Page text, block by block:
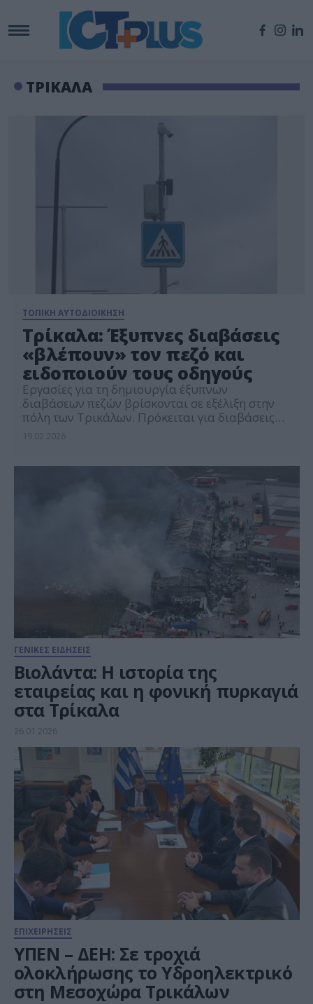
ΤΡΙΚΑΛΑ
ΤΟΠΙΚΗ ΑΥΤΟΔΙΟΙΚΗΣΗ
Τρίκαλα: Έξυπνες διαβάσεις
«βλέπουν» τον πεζό και
ειδοποιούν τους οδηγούς
Εργασίες για τη δημιουργία έξυπνων
διαβάσεων πεζών βρίσκονται σε εξέλιξη στην
πόλη των Τρικάλων. Πρόκειται για διαβάσεις
η δημοτική αρχή για το έργο, το οποίο
υλοποιείται μέσω του προγράμματος restart
ΓΕΝΙΚΕΣ ΕΙΔΗΣΕΙΣ
Βιολάντα: Η ιστορία της
εταιρείας και η φονική πυρκαγιά
στα Τρίκαλα
26.01.2026
ΕΠΙΧΕΙΡΗΣΕΙΣ
ΥΠΕΝ – ΔΕΗ: Σε τροχιά
ολοκλήρωσης το Υδροηλεκτρικό
στη Μεσοχώρα Τρικάλων